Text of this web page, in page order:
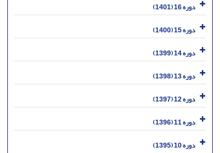
دوره 16 (1401)
دوره 15 (1400)
دوره 14 (1399)
دوره 13 (1398)
دوره 12 (1397)
دوره 11 (1396)
دوره 10 (1395)